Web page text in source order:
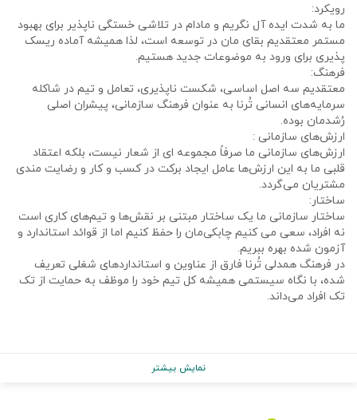
رویکرد:
ما به شدت ایده آل نگریم و مادام در تلاشی خستگی ناپذیر برای بهبود
مستمر معتقدیم بقای مان در توسعه است، لذا همیشه آماده ریسک
پذیری برای ورود به موضوعات جدید هستیم.
فرهنگ:
معتقدیم سه اصل اساسی، شکست ناپذیری، تعامل و تیم در شاکله
سرمایه‌های انسانی تُرنا به عنوان فرهنگ سازمانی، پیشران اصلی
رُشدمان بوده.
ارزش‌های سازمانی :
ارزش‌های سازمانی ما صرفاً مجموعه ای از شعار نیست، بلکه اعتقاد
قلبی ما به این ارزش‌ها عامل ایجاد برکت در کسب و کار و رضایت مندی
مشتریان می‌گردد.
ساختار:
ساختار سازمانی ما یک ساختار مبتنی بر نقش‌ها و تیم‌های کاری است
نه افراد، سعی می کنیم چابکی‌مان را حفظ کنیم اما از قوائد استاندارد و
آزمون شده بهره ببریم.
در فرهنگ همدلی تُرنا فارق از عناوین و استانداردهای شغلی تعریف
شده، با نگاه سیستمی همیشه کل تیم خود را موظف به حمایت از تک
تک افراد می‌داند.
نمایش بیشتر